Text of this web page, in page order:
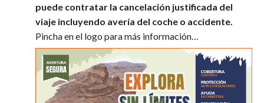
puede contratar la cancelación justificada del
viaje incluyendo avería del coche o accidente.
Pincha en el logo para más información…